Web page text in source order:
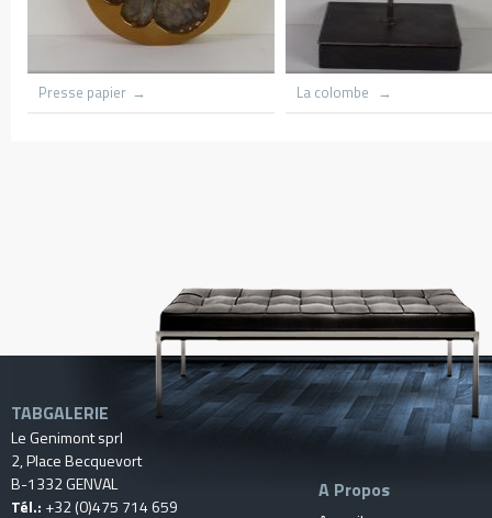
Amsterdam
Azania front
trees
TABGALERIE
Le Genimont sprl
2, Place Becquevort
B-1332 GENVAL
Tél.: +32 (0)475 714 659
A Propos